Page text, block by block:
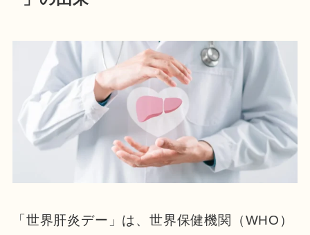
「世界肝炎デー」は、世界保健機関（WHO）